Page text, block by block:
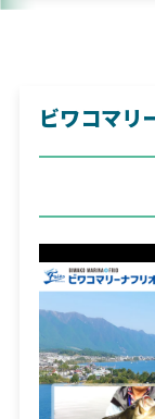
ビワコマリ